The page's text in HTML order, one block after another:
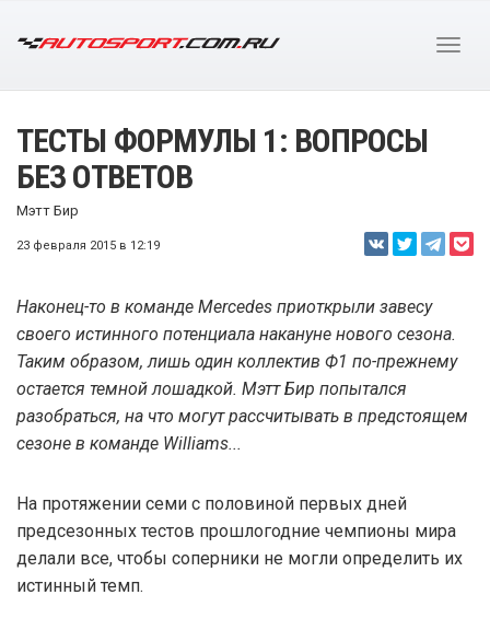
ТЕСТЫ ФОРМУЛЫ 1: ВОПРОСЫ
БЕЗ ОТВЕТОВ
Мэтт Бир
23 февраля 2015 в 12:19
Наконец-то в команде Mercedes приоткрыли завесу
своего истинного потенциала накануне нового сезона.
Таким образом, лишь один коллектив Ф1 по-прежнему
остается темной лошадкой. Мэтт Бир попытался
разобраться, на что могут рассчитывать в предстоящем
сезоне в команде Williams...
На протяжении семи с половиной первых дней
предсезонных тестов прошлогодние чемпионы мира
делали все, чтобы соперники не могли определить их
истинный темп.